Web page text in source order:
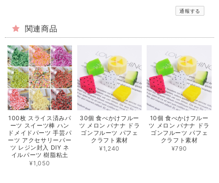
通報する
関連商品
100枚 スライス済みパ
ーツ スイーツ棒 ハン
ドメイドパーツ 手芸パ
ーツ アクセサリーパー
ツ レジン封入 DIY ネ
イルパーツ 樹脂粘土
¥1,050
30個 食べかけフルー
ツ メロン バナナ ドラ
ゴンフルーツ パフェ
クラフト素材
¥1,240
10個 食べかけフルー
ツ メロン バナナ ドラ
ゴンフルーツ パフェ
クラフト素材
¥790